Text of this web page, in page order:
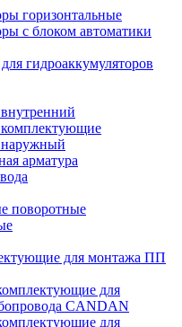
горизонтальные
с блоком автоматики
гидроаккумуляторов
арматура
поворотные
для монтажа ПП
для
CANDAN
для